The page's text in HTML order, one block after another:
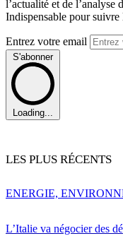
l’actualité et de l’analyse
Indispensable pour
Entrez votre email
S'abonner
Loading...
LES PLUS RÉCENTS
L’Italie va négocier des
ENERGIE,